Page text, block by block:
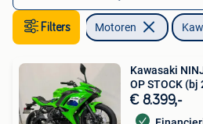
Filters Motoren
Kawasaki
OP STOCK (bj
€ 8.399,-